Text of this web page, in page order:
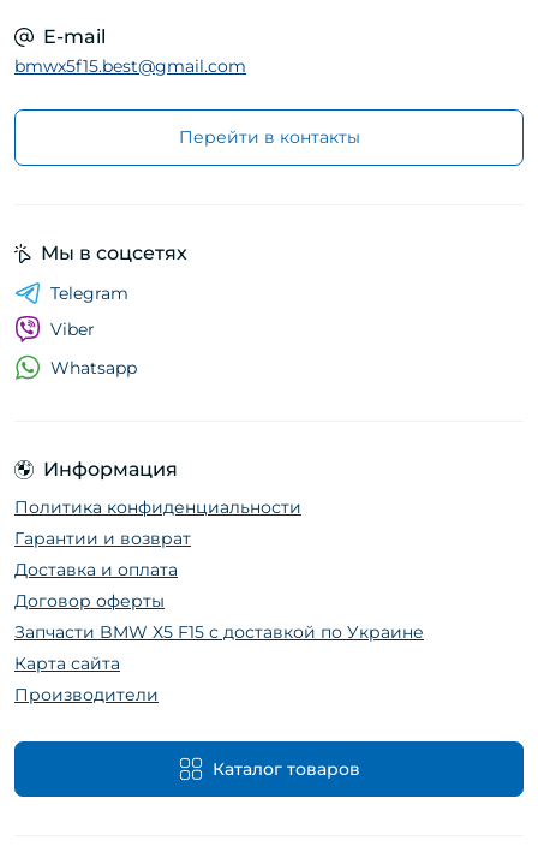
E-mail
bmwx5f15.best@gmail.com
Перейти в контакты
Информация
Политика конфиденциальности
Гарантии и возврат
Доставка и оплата
Договор оферты
Запчасти BMW X5 F15 с доставкой по Украине
Карта сайта
Производители
Каталог товаров
Мы в соцсетях
Telegram
Viber
Whatsapp